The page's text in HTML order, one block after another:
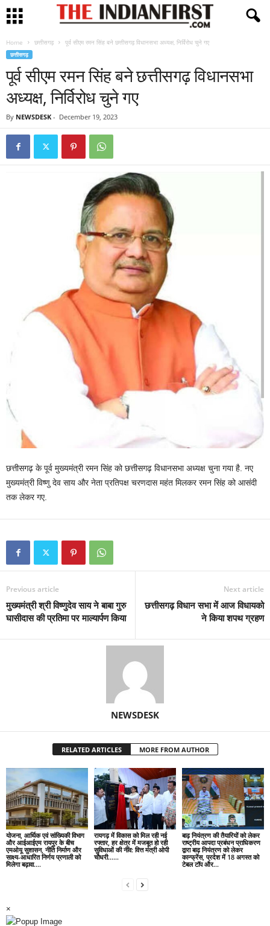
Home छत्तीसगढ़ पूर्व सीएम रमन सिंह बने छत्तीसगढ़ विधानसभा अध्यक्ष, निर्विरोध चुने गए
छत्तीसगढ़
पूर्व सीएम रमन सिंह बने छत्तीसगढ़ विधानसभा
अध्यक्ष, निर्विरोध चुने गए
By NEWSDESK - December 19, 2023
छत्तीसगढ़ के पूर्व मुख्यमंत्री रमन सिंह को छत्तीसगढ़ विधानसभा अध्यक्ष चुना गया है. नए
मुख्यमंत्री विष्णु देव साय और नेता प्रतिपक्ष चरणदास महंत मिलकर रमन सिंह को आसंदी
तक लेकर गए.
Previous article
मुख्यमंत्री श्री विष्णुदेव साय ने बाबा गुरु
घासीदास की प्रतिमा पर माल्यार्पण किया
Next article
छत्तीसगढ़ विधान सभा में आज विधायको
ने किया शपथ ग्रहण
NEWSDESK
RELATED ARTICLES MORE FROM AUTHOR
योजना, आर्थिक एवं सांख्यिकी विभाग
और आईआईएम रायपुर के बीच
एमओयू सुशासन, नीति निर्माण और
साक्ष्य-आधारित निर्णय प्रणाली को
मिलेगा बढ़ावा….
रायगढ़ में विकास को मिल रही नई
रफ्तार, हर क्षेत्र में मजबूत हो रही
सुविधाओं की नींव: वित्त मंत्री ओपी
चौधरी……
बाढ़ नियंत्रण की तैयारियों को लेकर
राष्ट्रीय आपदा प्रबंधन प्राधिकरण
द्वारा बाढ़ नियंत्रण को लेकर
कान्फ्रेंस, प्रदेश में 18 अगस्त को
टेबल टॉप और...
×